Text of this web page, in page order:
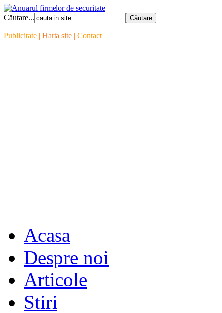
Căutare...
Publicitate | Harta site | Contact
Acasa
Despre noi
Articole
Stiri